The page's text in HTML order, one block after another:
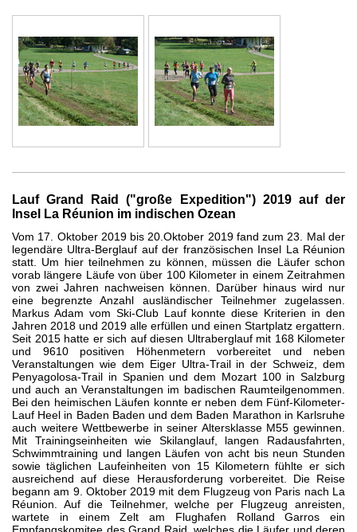
Lauf Grand Raid ("große Expedition") 2019 auf der
Insel La Réunion im indischen Ozean
Vom 17. Oktober 2019 bis 20.Oktober 2019 fand zum 23. Mal der
legendäre Ultra-Berglauf auf der französischen Insel La Réunion
statt. Um hier teilnehmen zu können, müssen die Läufer schon
vorab längere Läufe von über 100 Kilometer in einem Zeitrahmen
von zwei Jahren nachweisen können. Darüber hinaus wird nur
eine begrenzte Anzahl ausländischer Teilnehmer zugelassen.
Markus Adam vom Ski-Club Lauf konnte diese Kriterien in den
Jahren 2018 und 2019 alle erfüllen und einen Startplatz ergattern.
Seit 2015 hatte er sich auf diesen Ultraberglauf mit 168 Kilometer
und 9610 positiven Höhenmetern vorbereitet und neben
Veranstaltungen wie dem Eiger Ultra-Trail in der Schweiz, dem
Penyagolosa-Trail in Spanien und dem Mozart 100 in Salzburg
und auch an Veranstaltungen im badischen Raumteilgenommen.
Bei den heimischen Läufen konnte er neben dem Fünf-Kilometer-
Lauf Heel in Baden Baden und dem Baden Marathon in Karlsruhe
auch weitere Wettbewerbe in seiner Altersklasse M55 gewinnen.
Mit Trainingseinheiten wie Skilanglauf, langen Radausfahrten,
Schwimmtraining und langen Läufen von acht bis neun Stunden
sowie täglichen Laufeinheiten von 15 Kilometern fühlte er sich
ausreichend auf diese Herausforderung vorbereitet. Die Reise
begann am 9. Oktober 2019 mit dem Flugzeug von Paris nach La
Réunion. Auf die Teilnehmer, welche per Flugzeug anreisten,
wartete in einem Zelt am Flughafen Rolland Garros ein
Empfangskomitee des Grand Raid, welches die Läufer und deren